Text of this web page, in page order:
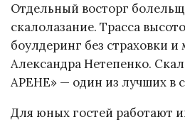
Отдельный восторг
скалолазание. Трасса
боулдеринг без страховки и
Александра Нетепенко.
АРЕНЕ» — один из лучших в
Для юных гостей работают